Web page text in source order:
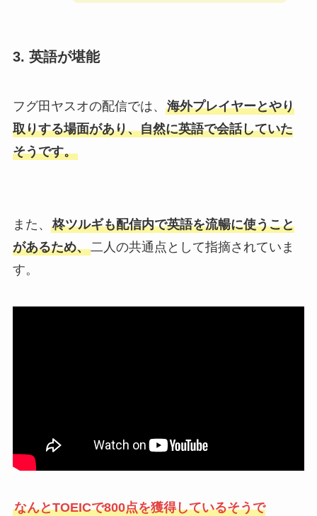
3. 英語が堪能
フグ田ヤスオの配信では、 海外プレイヤーとやり
取りする場面があり、自然に英語で会話していた
そうです。
また、 柊ツルギも配信内で英語を流暢に使うこと
があるため、二人の共通点として指摘されていま
す。
なんとTOEICで800点を獲得しているそうで